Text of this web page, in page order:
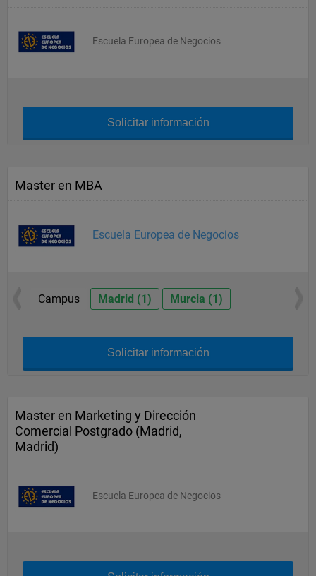
Escuela Europea de Negocios
Solicitar información
Master en MBA
Escuela Europea de Negocios
Campus Madrid (1) Murcia (1)
Solicitar información
Master en Marketing y Dirección
Comercial Postgrado (Madrid,
Madrid)
Escuela Europea de Negocios